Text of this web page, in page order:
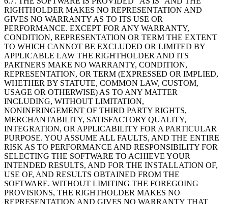
RIGHTHOLDER MAKES NO REPRESENTATION AND
GIVES NO WARRANTY AS TO ITS USE OR
PERFORMANCE. EXCEPT FOR ANY WARRANTY,
CONDITION, REPRESENTATION OR TERM THE EXTENT
TO WHICH CANNOT BE EXCLUDED OR LIMITED BY
APPLICABLE LAW THE RIGHTHOLDER AND ITS
PARTNERS MAKE NO WARRANTY, CONDITION,
REPRESENTATION, OR TERM (EXPRESSED OR IMPLIED,
WHETHER BY STATUTE, COMMON LAW, CUSTOM,
USAGE OR OTHERWISE) AS TO ANY MATTER
INCLUDING, WITHOUT LIMITATION,
NONINFRINGEMENT OF THIRD PARTY RIGHTS,
MERCHANTABILITY, SATISFACTORY QUALITY,
INTEGRATION, OR APPLICABILITY FOR A PARTICULAR
PURPOSE. YOU ASSUME ALL FAULTS, AND THE ENTIRE
RISK AS TO PERFORMANCE AND RESPONSIBILITY FOR
SELECTING THE SOFTWARE TO ACHIEVE YOUR
INTENDED RESULTS, AND FOR THE INSTALLATION OF,
USE OF, AND RESULTS OBTAINED FROM THE
SOFTWARE. WITHOUT LIMITING THE FOREGOING
PROVISIONS, THE RIGHTHOLDER MAKES NO
REPRESENTATION AND GIVES NO WARRANTY THAT